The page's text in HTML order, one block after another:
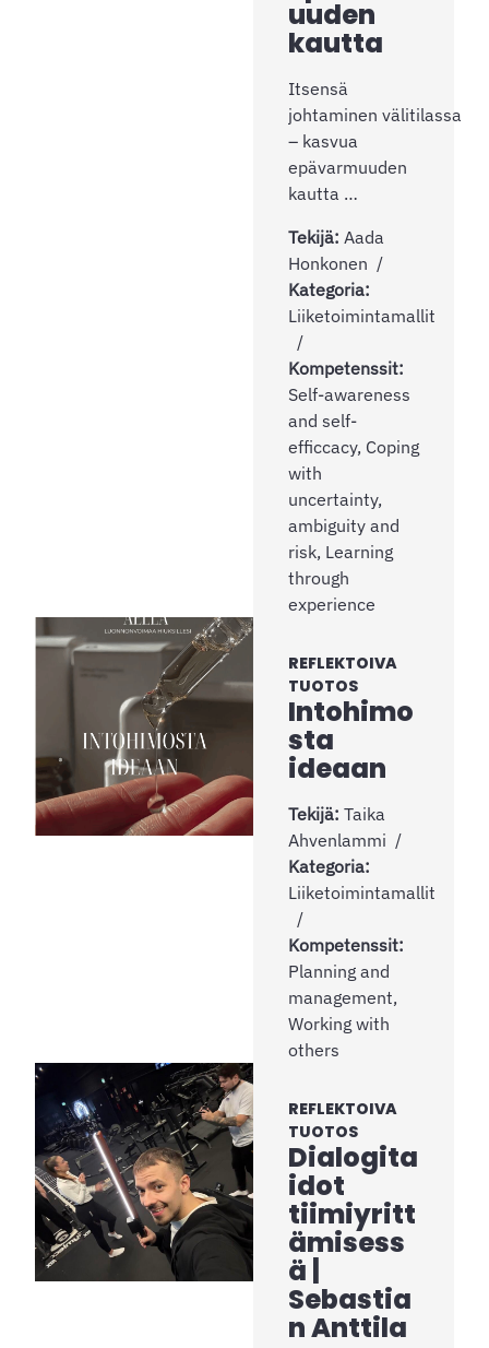
uuden
kautta
Itsensä
johtaminen välitilassa
– kasvua
epävarmuuden
kautta …
Tekijä: Aada
Honkonen
Kategoria:
Liiketoimintamallit
Kompetenssit:
Self-awareness
and self-
efficcacy, Coping
with
uncertainty,
ambiguity and
risk, Learning
through
experience
REFLEKTOIVA
TUOTOS
Intohimo
sta
ideaan
Tekijä: Taika
Ahvenlammi
Kategoria:
Liiketoimintamallit
Kompetenssit:
Planning and
management,
Working with
others
REFLEKTOIVA
TUOTOS
Dialogita
idot
tiimiyritt
ämisess
ä |
Sebastia
n Anttila